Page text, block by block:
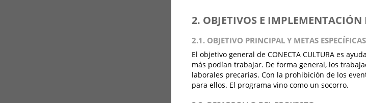
2. OBJETIVOS E IMPLEMENTACIÓN
2.1. OBJETIVO PRINCIPAL Y METAS ESPECÍFICAS
El objetivo general de CONECTA CULTURA es
más podían trabajar. De forma general, los
laborales precarias. Con la prohibición de los
para ellos. El programa vino como un socorro.